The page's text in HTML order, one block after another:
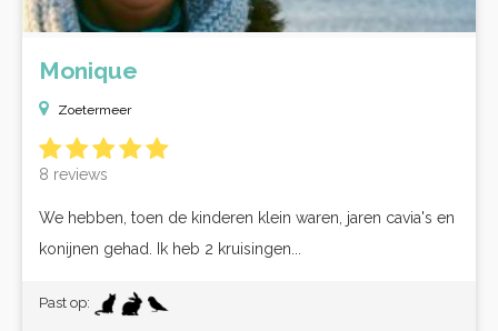
Monique
Zoetermeer
8 reviews
We hebben, toen de kinderen klein waren, jaren cavia's en
konijnen gehad. Ik heb 2 kruisingen...
Past op: